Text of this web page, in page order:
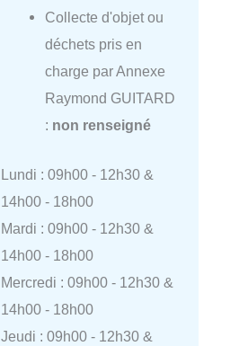
Collecte d'objet ou
déchets pris en
charge par Annexe
Raymond GUITARD
: non renseigné
Lundi : 09h00 - 12h30 &
14h00 - 18h00
Mardi : 09h00 - 12h30 &
14h00 - 18h00
Mercredi : 09h00 - 12h30 &
14h00 - 18h00
Jeudi : 09h00 - 12h30 &